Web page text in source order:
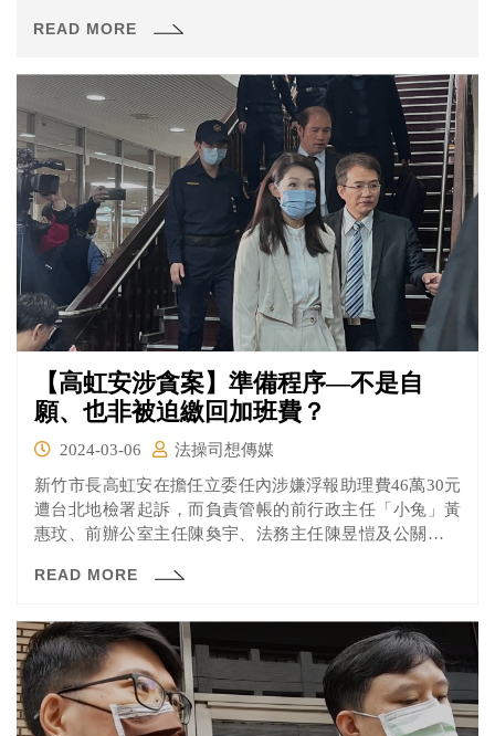
主要是勘驗黃惠玟偵查訊問光碟部分，一起來看看有那些
READ MORE
【高虹安涉貪案】準備程序—不是自
願、也非被迫繳回加班費？
2024-03-06
法操司想傳媒
新竹市長高虹安在擔任立委任內涉嫌浮報助理費46萬30元
遭台北地檢署起訴，而負責管帳的前行政主任「小兔」黃
惠玟、前辦公室主任陳奐宇、法務主任陳昱愷及公關主任
READ MORE